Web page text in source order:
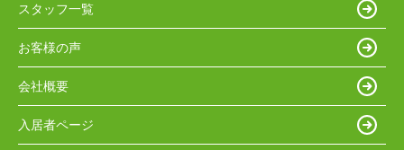
スタッフ一覧
お客様の声
会社概要
入居者ページ